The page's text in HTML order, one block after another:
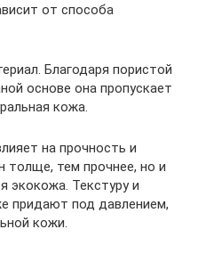
от способа
Благодаря пористой
основе она пропускает
кожа.
на прочность и
толще, тем прочнее, но и
экокожа. Текстуру и
придают под давлением,
кожи.